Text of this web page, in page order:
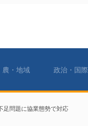
農・地域 政治・国際
問題に協業態勢で対応